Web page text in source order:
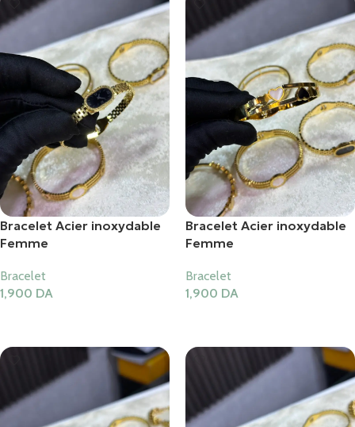
Bracelet Acier inoxydable
Femme
Bracelet
1,900 DA
Bracelet Acier inoxydable
Femme
Bracelet
1,900 DA